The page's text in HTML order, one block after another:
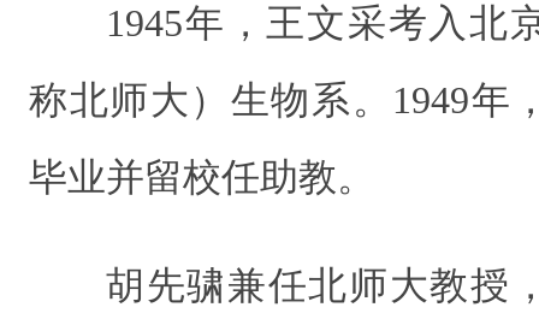
1945年，王文采考入北
称北师大）生物系。1949年
毕业并留校任助教。
胡先骕兼任北师大教授